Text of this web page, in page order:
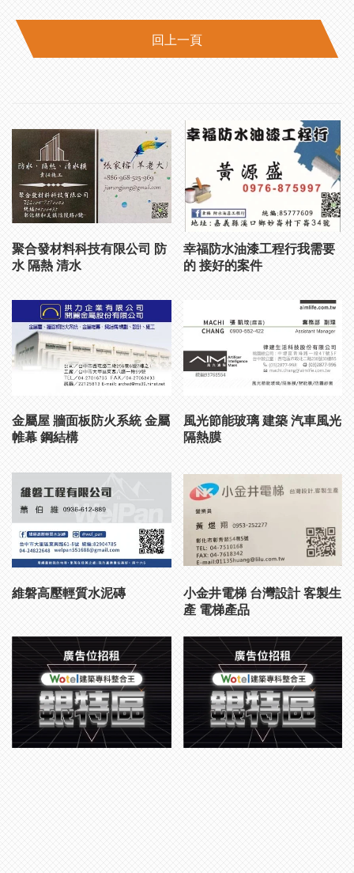
回上一頁
聚合發材料科技有限公司 防
水 隔熱 清水
幸福防水油漆工程行我需要
的 接好的案件
金屬屋 牆面板防火系統 金屬
帷幕 鋼結構
風光節能玻璃 建築 汽車風光
隔熱膜
維磐高壓輕質水泥磚
小金井電梯 台灣設計 客製生
產 電梯產品